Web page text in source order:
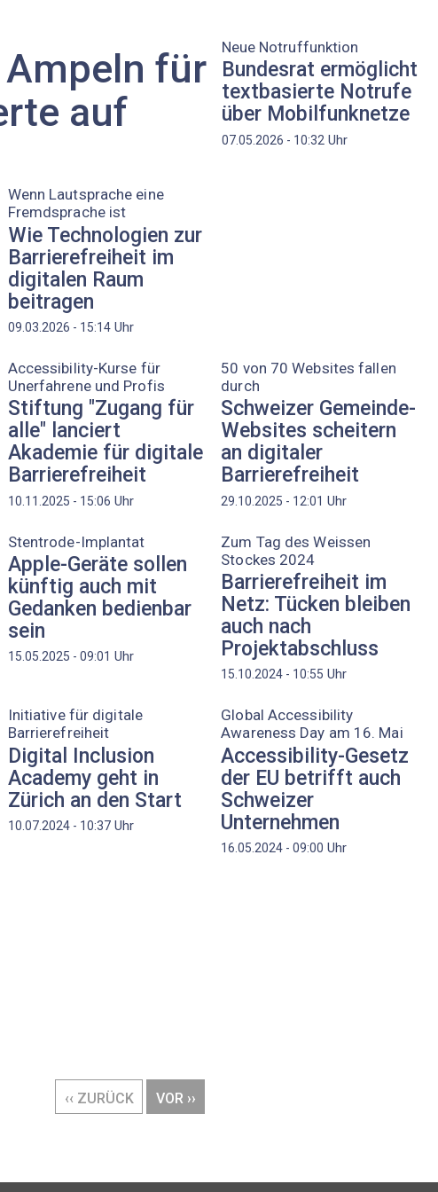
für
auf
Neue Notruffunktion
Bundesrat ermöglicht
textbasierte Notrufe
über Mobilfunknetze
07.05.2026 - 10:32Uhr
Wenn Lautsprache eine
Fremdsprache ist
Wie Technologien zur
Barrierefreiheit im
digitalen Raum
beitragen
09.03.2026 - 15:14Uhr
Accessibility-Kurse für
Unerfahrene und Profis
Stiftung "Zugang für
alle" lanciert
Akademie für digitale
Barrierefreiheit
10.11.2025 - 15:06 Uhr
50 von 70 Websites fallen
durch
Schweizer Gemeinde-
Websites scheitern
an digitaler
Barrierefreiheit
29.10.2025 - 12:01 Uhr
Stentrode-Implantat
Apple-Geräte sollen
künftig auch mit
Gedanken bedienbar
sein
15.05.2025 - 09:01 Uhr
Zum Tag des Weissen
Stockes 2024
Barrierefreiheit im
Netz: Tücken bleiben
auch nach
Projektabschluss
15.10.2024 - 10:55 Uhr
Initiative für digitale
Barrierefreiheit
Digital Inclusion
Academy geht in
Zürich an den Start
10.07.2024 - 10:37Uhr
Global Accessibility
Awareness Day am 16. Mai
Accessibility-Gesetz
der EU betrifft auch
Schweizer
Unternehmen
16.05.2024 - 09:00 Uhr
VORHERIGE
‹‹ ZURÜCK
NÄCHSTE
VOR ››